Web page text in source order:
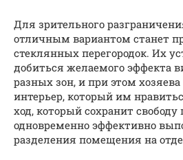
Для зрительного
отличным вариантом станет
стеклянных перегородок. Их
добиться желаемого эффекта
разных зон, и при этом
интерьер, который им
ход, который сохранит свободу
одновременно эффективно
разделения помещения на